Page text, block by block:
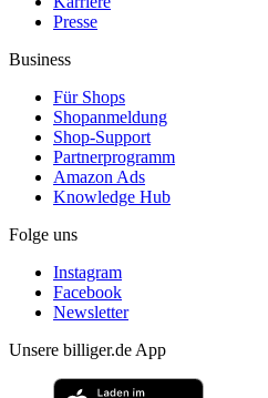
Presse
Business
Für Shops
Shopanmeldung
Shop-Support
Partnerprogramm
Amazon Ads
Knowledge Hub
Folge uns
Instagram
Facebook
Newsletter
Unsere billiger.de App